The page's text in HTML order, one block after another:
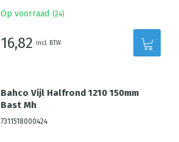
Op voorraad (24)
16,82 incl. BTW
Bahco Vijl Halfrond 1210 150mm
Bast Mh
7311518000424